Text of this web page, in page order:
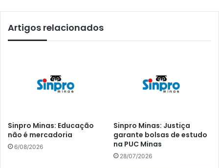
Artigos relacionados
Sinpro Minas: Educação
não é mercadoria
6/08/2026
Sinpro Minas: Justiça
garante bolsas de estudo
na PUC Minas
28/07/2026